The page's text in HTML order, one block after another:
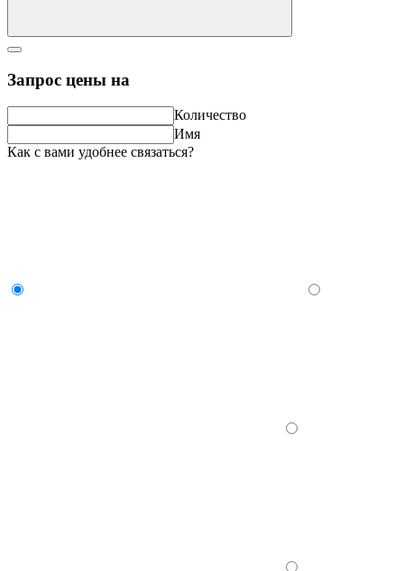
Запрос цены на
Количество
Имя
Как с вами удобнее связаться?